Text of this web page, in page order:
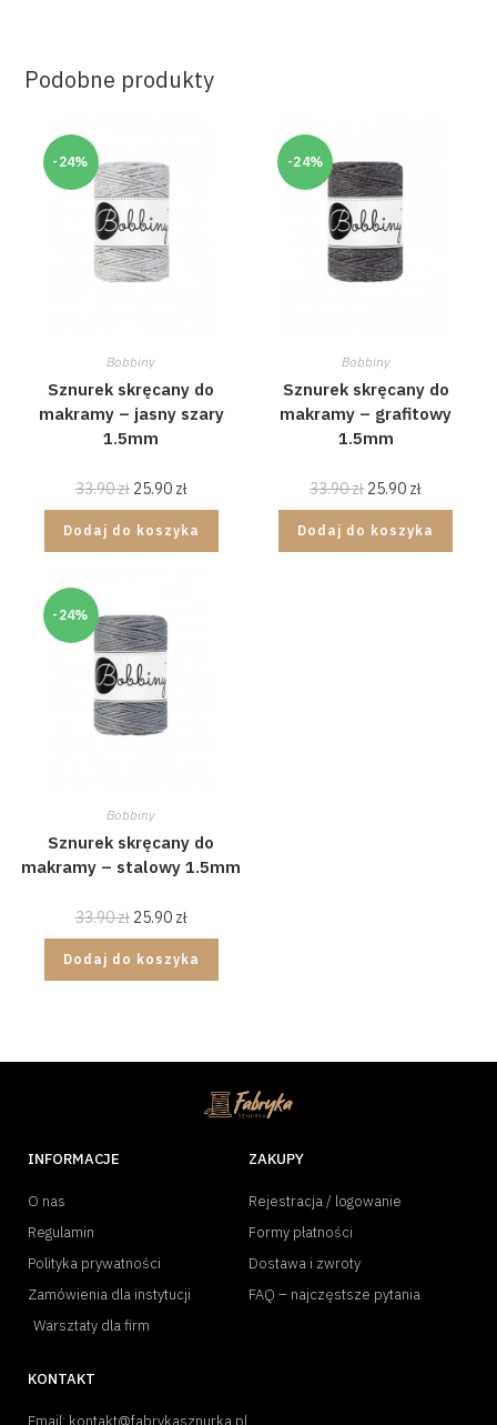
Podobne produkty
-24%
Bobbiny
Sznurek skręcany do
makramy – jasny szary
1.5mm
33.90zł 25.90 zł
Dodaj do koszyka
-24%
Bobbiny
Sznurek skręcany do
makramy – grafitowy
1.5mm
33.90zł 25.90 zł
Dodaj do koszyka
-24%
Bobbiny
Sznurek skręcany do
makramy – stalowy 1.5mm
33.90zł 25.90 zł
Dodaj do koszyka
INFORMACJE
O nas
Regulamin
Polityka prywatności
Zamówienia dla instytucji
Warsztaty dla firm
ZAKUPY
Rejestracja / logowanie
Formy płatności
Dostawa i zwroty
FAQ – najczęstsze pytania
KONTAKT
Email: kontakt@fabrykasznurka.pl